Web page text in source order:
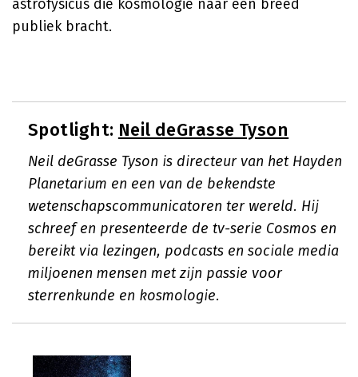
astrofysicus die kosmologie naar een breed
publiek bracht.
Spotlight: Neil deGrasse Tyson
Neil deGrasse Tyson is directeur van het Hayden
Planetarium en een van de bekendste
wetenschapscommunicatoren ter wereld. Hij
schreef en presenteerde de tv-serie Cosmos en
bereikt via lezingen, podcasts en sociale media
miljoenen mensen met zijn passie voor
sterrenkunde en kosmologie.